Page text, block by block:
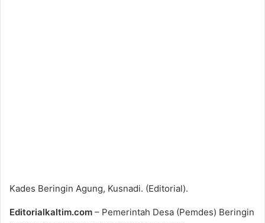
Kades Beringin Agung, Kusnadi. (Editorial).
Editorialkaltim.com – Pemerintah Desa (Pemdes) Beringin